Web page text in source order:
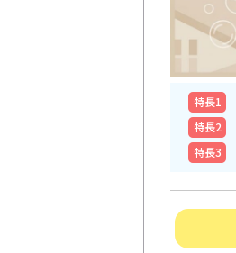
特⻑1
特⻑2
特⻑3